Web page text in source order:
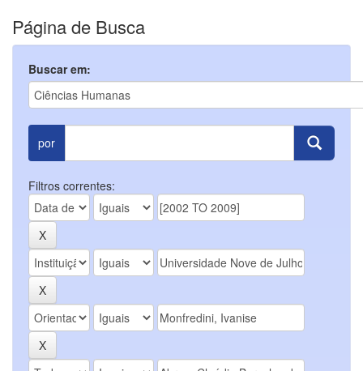
Página de Busca
Buscar em:
por
Filtros correntes: